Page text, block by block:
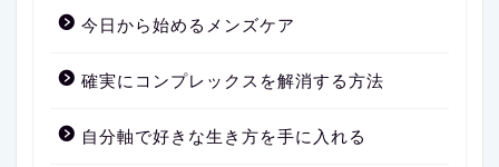
今日から始めるメンズケア
確実にコンプレックスを解消する方法
自分軸で好きな生き方を手に入れる